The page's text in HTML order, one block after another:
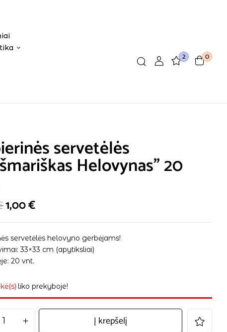
2 0
servetėlės
Helovynas” 20
1,00€
servetėlės helovyno gerbėjams!
33×33 cm (apytiksliai)
20 vnt.
liko prekyboje!
Į krepšelį